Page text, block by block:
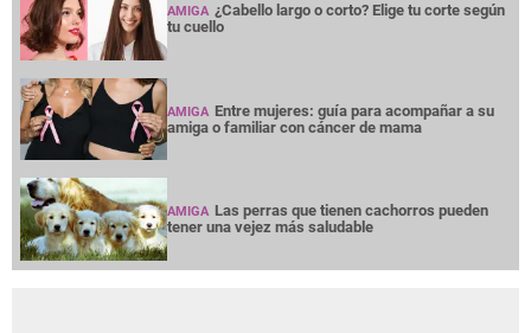
AMIGA ¿Cabello largo o corto? Elige tu corte según
tu cuello
AMIGA Entre mujeres: guía para acompañar a su
amiga o familiar con cáncer de mama
AMIGA Las perras que tienen cachorros pueden
tener una vejez más saludable